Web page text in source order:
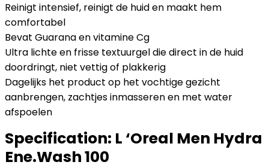
Reinigt intensief, reinigt de huid en maakt hem
comfortabel
Bevat Guarana en vitamine Cg
Ultra lichte en frisse textuurgel die direct in de huid
doordringt, niet vettig of plakkerig
Dagelijks het product op het vochtige gezicht
aanbrengen, zachtjes inmasseren en met water
afspoelen
Specification: L ‘Oreal Men Hydra
Ene.Wash 100